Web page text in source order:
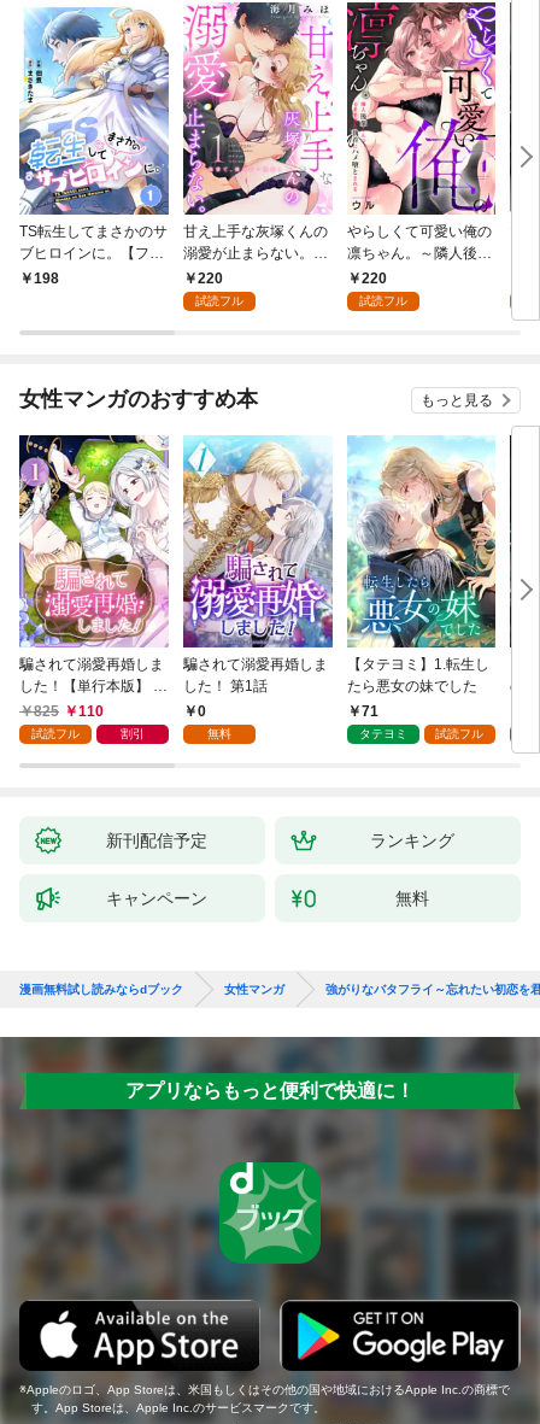
TS転生してまさかのサ
ブヒロインに。【フル
カラー】(1)
198
甘え上手な灰塚くんの
溺愛が止まらない。純
情で、健気で…絶倫！
(1)
220
試読フル
やらしくて可愛い俺の
凛ちゃん。～隣人後輩
くんのイキすぎた執着
にハメ堕とされる～(1)
220
試読フル
ま
～
女性マンガのおすすめ本 もっと見る
騙されて溺愛再婚しま
した！【単行本版】 1
巻825 110
試読フル 割引
騙されて溺愛再婚しま
した！ 第1話
0
無料
【タテヨミ】1.転生し
たら悪女の妹でした
71
タテヨミ 試読フル
の
新刊配信予定 ランキング
キャンペーン 無料
漫画無料試し読みならdブック 女性マンガ 強がりなバタフライ～忘れたい初恋を
アプリならもっと便利で快適に！
Appleのロゴ、App Storeは、米国もしくはその他の国や地域におけるApple Inc.の商標で
す。App Storeは、Apple Inc.のサービスマークです。